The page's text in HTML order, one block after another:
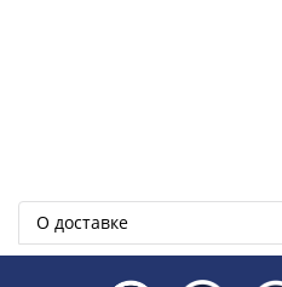
О доставке